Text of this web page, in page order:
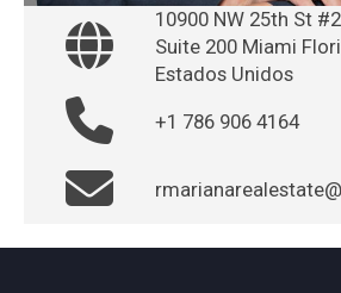
10900 NW 25th St
Suite 200 Miami
Estados Unidos
+1 786 906 4164